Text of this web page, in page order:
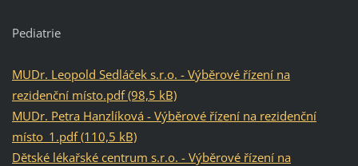
Pediatrie
MUDr. Leopold Sedláček s.r.o. - Výběrové řízení na
rezidenční místo.pdf (98,5 kB)
MUDr. Petra Hanzlíková - Výběrové řízení na rezidenční
místo_1.pdf (110,5 kB)
Dětské lékařské centrum s.r.o. - Výběrové řízení na